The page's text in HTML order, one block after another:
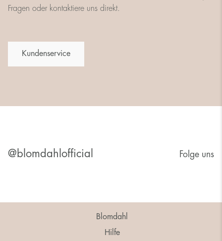
Fragen oder kontaktiere uns direkt.
Kundenservice
@blomdahlofficial Folge uns
Blomdahl
Hilfe